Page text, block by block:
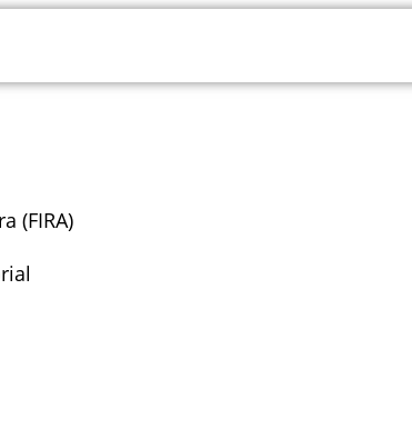
(FIRA)